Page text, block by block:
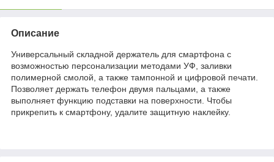
Описание
Универсальный складной держатель для смартфона с
возможностью персонализации методами УФ, заливки
полимерной смолой, а также тампонной и цифровой печати.
Позволяет держать телефон двумя пальцами, а также
выполняет функцию подставки на поверхности. Чтобы
прикрепить к смартфону, удалите защитную наклейку.